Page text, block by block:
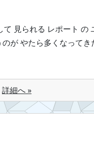
見られる レポート の
が やたら多くなって
詳細へ »